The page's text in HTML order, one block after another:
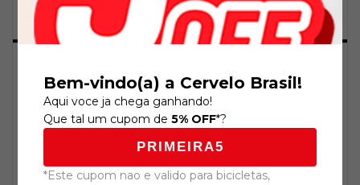
H603
R$179,00
R$164,68com Boleto
Integrado
R$137,08com Boleto
Bem-vindo(a) a Cervelo Brasil!
Aqui voce ja chega ganhando!
Que tal um cupom de5% OFF*?
PRIMEIRA5
*Este cupom nao e valido para bicicletas,